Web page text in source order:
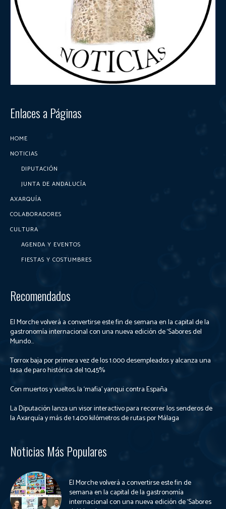
Enlaces a Páginas
HOME
NOTICIAS
DIPUTACIÓN
JUNTA DE ANDALUCÍA
AXARQUÍA
COLABORADORES
CULTURA
AGENDA Y EVENTOS
FIESTAS Y COSTUMBRES
Recomendados
El Morche volverá a convertirse este fin de semana en la capital de la
gastronomía internacional con una nueva edición de ‘Sabores del
Mundo...
Torrox baja por primera vez de los 1.000 desempleados y alcanza una
tasa de paro histórica del 10,45%
Con muertos y vueltos, la ‘mafia’ yanqui contra España
La Diputación lanza un visor interactivo para recorrer los senderos de
la Axarquía y más de 1.400 kilómetros de rutas por Málaga
Noticias Más Populares
El Morche volverá a convertirse este fin de
semana en la capital de la gastronomía
internacional con una nueva edición de ‘Sabores